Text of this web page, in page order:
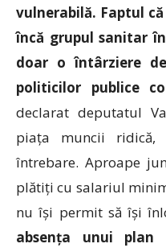
vulnerabilă. Faptul
încă grupul sanitar
doar o întârziere
politicilor publice
declarat deputatul
piața muncii ridică,
întrebare. Aproape
plătiți cu salariul
nu își permit să își
absența unui